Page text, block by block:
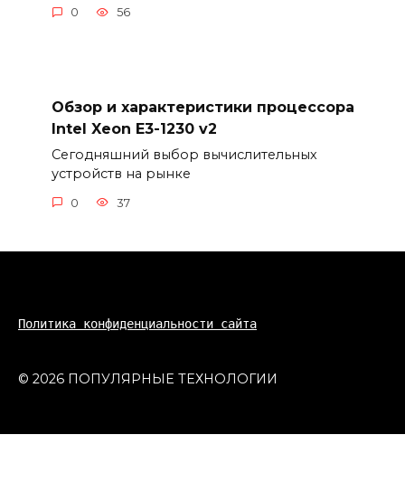
0 56
Обзор и характеристики процессора
Intel Xeon E3-1230 v2
Сегодняшний выбор вычислительных
устройств на рынке
0 37
Политика конфиденциальности сайта
© 2026 ПОПУЛЯРНЫЕ ТЕХНОЛОГИИ